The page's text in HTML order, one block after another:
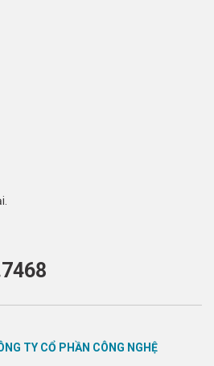
TY CỔ PHẦN CÔNG NGHỆ